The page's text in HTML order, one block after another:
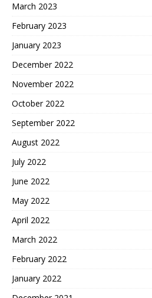
March 2023
February 2023
January 2023
December 2022
November 2022
October 2022
September 2022
August 2022
July 2022
June 2022
May 2022
April 2022
March 2022
February 2022
January 2022